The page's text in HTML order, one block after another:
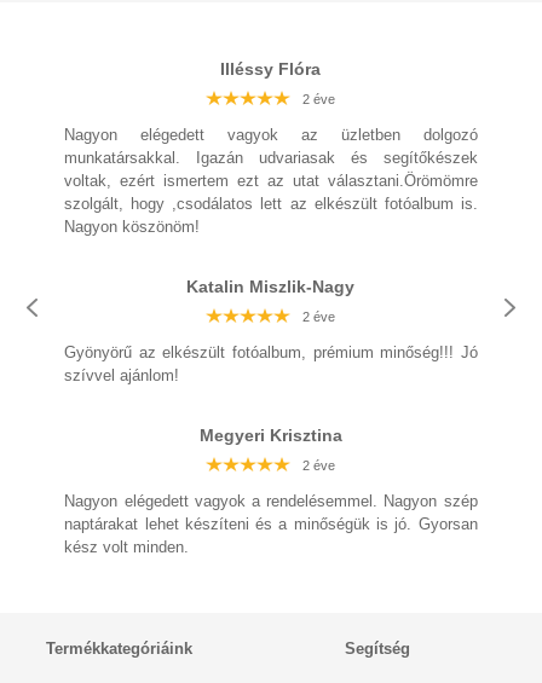
Illéssy Flóra
2 éve
Nagyon elégedett vagyok az üzletben dolgozó
munkatársakkal. Igazán udvariasak és segítőkészek
voltak, ezért ismertem ezt az utat választani.Örömömre
szolgált, hogy ,csodálatos lett az elkészült fotóalbum is.
Nagyon köszönöm!
Katalin Miszlik-Nagy
2 éve
Gyönyörű az elkészült fotóalbum, prémium minőség!!! Jó
szívvel ajánlom!
Megyeri Krisztina
2 éve
Nagyon elégedett vagyok a rendelésemmel. Nagyon szép
naptárakat lehet készíteni és a minőségük is jó. Gyorsan
kész volt minden.
2 éve
Termékkategóriáink Segítség